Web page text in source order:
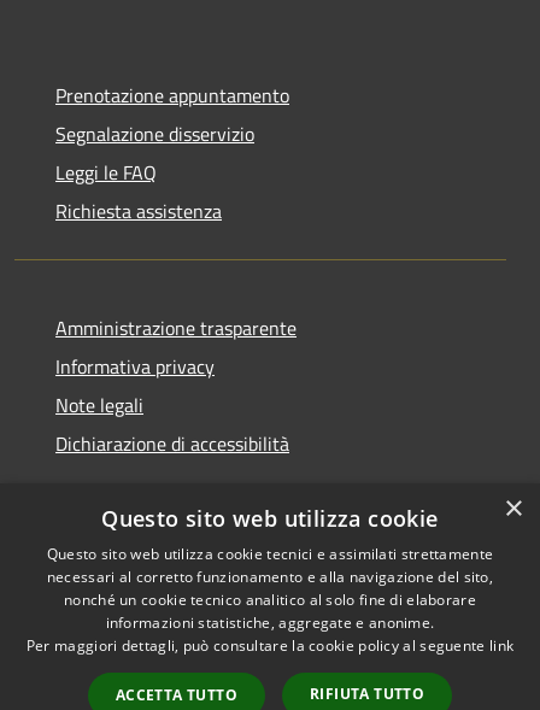
Prenotazione appuntamento
Segnalazione disservizio
Leggi le FAQ
Richiesta assistenza
Amministrazione trasparente
Informativa privacy
Note legali
Dichiarazione di accessibilità
RSS
Accessibilità
Cookie
Mappa del sito
Copyright © 2026 • Comune di
Monserrato • Powered by
Municipium•Accesso
redazione
×
Questo sito web utilizza cookie
Questo sito web utilizza cookie tecnici e assimilati strettamente
necessari al corretto funzionamento e alla navigazione del sito,
nonché un cookie tecnico analitico al solo fine di elaborare
informazioni statistiche, aggregate e anonime.
Per maggiori dettagli, può consultare la cookie policy al seguente link
ACCETTA TUTTO RIFIUTA TUTTO